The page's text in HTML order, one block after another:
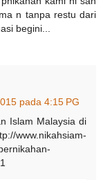
n tanpa restu dari
begini...
pada 4:15 PG
Islam Malaysia di